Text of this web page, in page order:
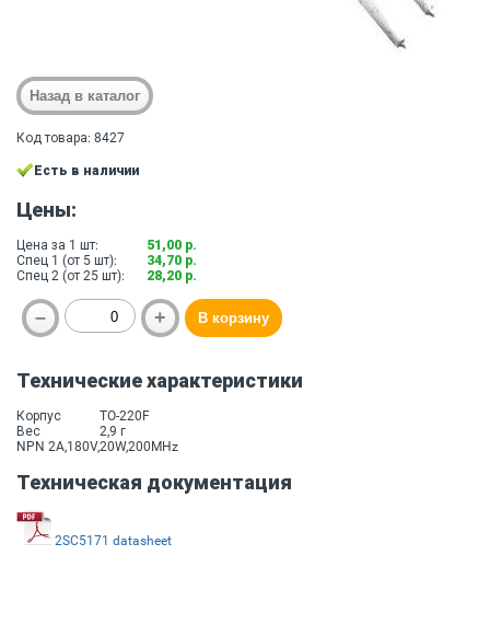
Код товара: 8427
Есть в наличии
Цены:
Цена за 1 шт:
51,00 р.
Спец 1 (от 5 шт):
34,70 р.
Спец 2 (от 25 шт):
28,20 р.
Технические характеристики
Корпус
TO-220F
Вес
2,9 г
NPN 2A,180V,20W,200MHz
Техническая документация
2SC5171 datasheet